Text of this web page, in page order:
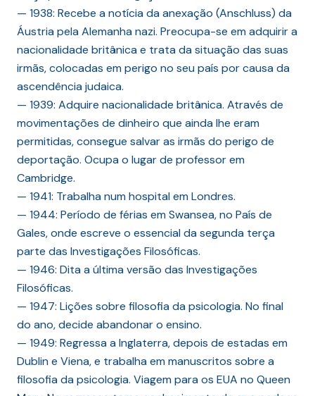
— 1938: Recebe a notícia da anexação (Anschluss) da
Áustria pela Alemanha nazi. Preocupa-se em adquirir a
nacionalidade britânica e trata da situação das suas
irmãs, colocadas em perigo no seu país por causa da
ascendência judaica.
— 1939: Adquire nacionalidade britânica. Através de
movimentações de dinheiro que ainda lhe eram
permitidas, consegue salvar as irmãs do perigo de
deportação. Ocupa o lugar de professor em
Cambridge.
— 1941: Trabalha num hospital em Londres.
— 1944: Período de férias em Swansea, no País de
Gales, onde escreve o essencial da segunda terça
parte das Investigações Filosóficas.
— 1946: Dita a última versão das Investigações
Filosóficas.
— 1947: Lições sobre filosofia da psicologia. No final
do ano, decide abandonar o ensino.
— 1949: Regressa a Inglaterra, depois de estadas em
Dublin e Viena, e trabalha em manuscritos sobre a
filosofia da psicologia. Viagem para os EUA no Queen